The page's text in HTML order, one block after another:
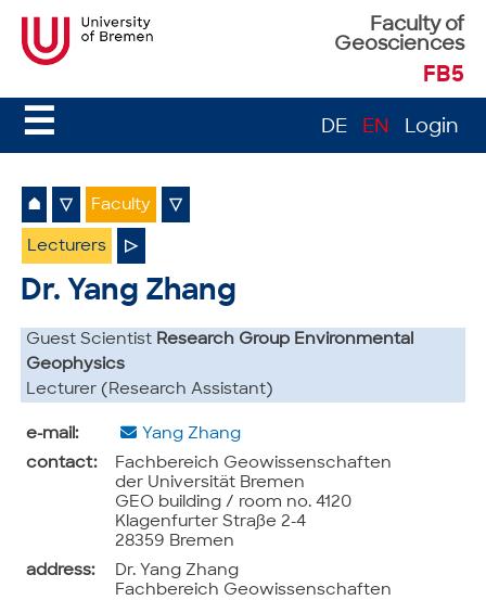
Faculty of
Geosciences
FB5
☰ DE EN Login
⌂ ▽ Faculty ▽
Lecturers ▷
Dr. Yang Zhang
Guest Scientist Research Group Environmental
Geophysics
Lecturer (Research Assistant)
e-mail:
Yang Zhang
contact:
Fachbereich Geowissenschaften
der Universität Bremen
GEO building / room no. 4120
Klagenfurter Straße 2-4
28359 Bremen
address:
Dr. Yang Zhang
Fachbereich Geowissenschaften